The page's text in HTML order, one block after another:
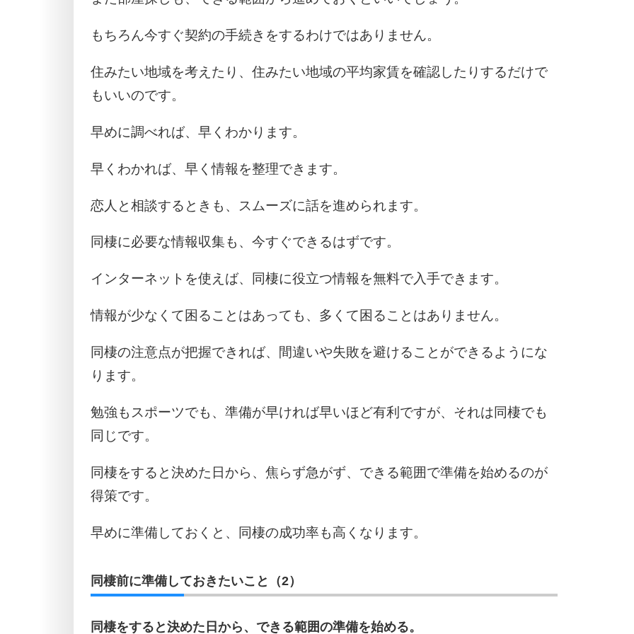
もちろん今すぐ契約の手続きをするわけではありません。
住みたい地域を考えたり、住みたい地域の平均家賃を確認したりするだけで
もいいのです。
早めに調べれば、早くわかります。
早くわかれば、早く情報を整理できます。
恋人と相談するときも、スムーズに話を進められます。
同棲に必要な情報収集も、今すぐできるはずです。
インターネットを使えば、同棲に役立つ情報を無料で入手できます。
情報が少なくて困ることはあっても、多くて困ることはありません。
同棲の注意点が把握できれば、間違いや失敗を避けることができるようにな
ります。
勉強もスポーツでも、準備が早ければ早いほど有利ですが、それは同棲でも
同じです。
同棲をすると決めた日から、焦らず急がず、できる範囲で準備を始めるのが
得策です。
早めに準備しておくと、同棲の成功率も高くなります。
同棲前に準備しておきたいこと（2）
同棲をすると決めた日から、できる範囲の準備を始める。